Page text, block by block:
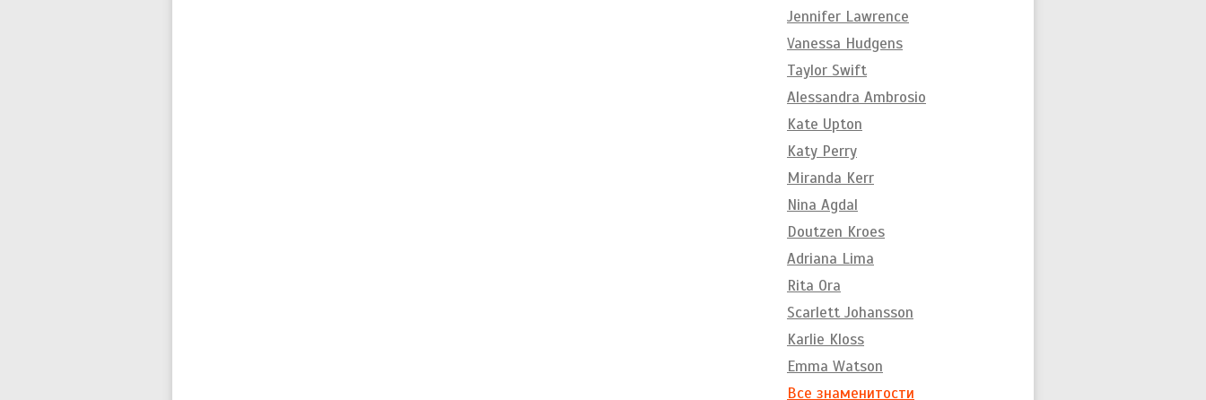
Jennifer Lawrence
Vanessa Hudgens
Taylor Swift
Alessandra Ambrosio
Kate Upton
Katy Perry
Miranda Kerr
Nina Agdal
Doutzen Kroes
Adriana Lima
Rita Ora
Scarlett Johansson
Karlie Kloss
Emma Watson
Все знаменитости